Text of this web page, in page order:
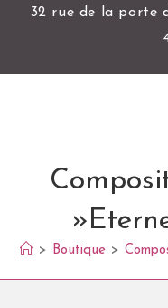
32 rue de la porte
> Boutique >